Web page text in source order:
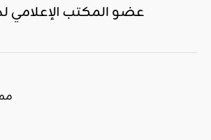
عضو المكتب الإعلامي